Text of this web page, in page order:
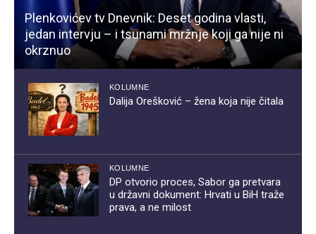
Plenkovićev tv Dnevnik: Deset godina vlasti,
jedan intervju – i tsunami mržnje koji ga nije ni
okrznuo
KOLUMNE
Dalija Orešković – žena koja nije čitala
KOLUMNE
DP otvorio proces, Sabor ga pretvara
u državni dokument: Hrvati u BiH traže
prava, a ne milost